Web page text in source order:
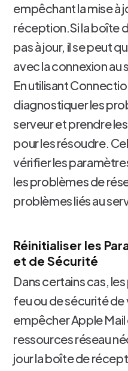
empêchant la mise à
réception.Si la boîte
pas à jour, il se peut
avec la connexion au
En utilisant
diagnostiquer les
serveur et prendre
pour les résoudre.
vérifier les
les problèmes de
problèmes liés au
Réinitialiser les
et de Sécurité
Dans certains cas,
feu ou de sécurité
empêcher Apple
ressources réseau
jour la boîte de